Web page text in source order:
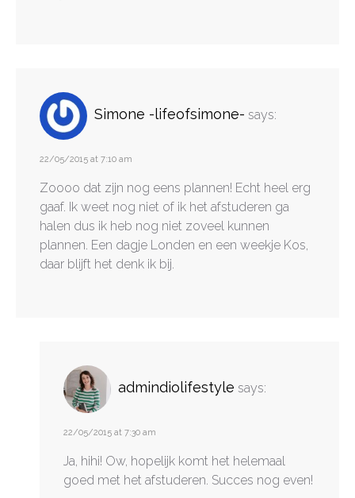
Simone -lifeofsimone- says:
22/05/2015 at 7:10 am
Zoooo dat zijn nog eens plannen! Echt heel erg
gaaf. Ik weet nog niet of ik het afstuderen ga
halen dus ik heb nog niet zoveel kunnen
plannen. Een dagje Londen en een weekje Kos,
daar blijft het denk ik bij.
admindiolifestyle says:
22/05/2015 at 7:30 am
Ja, hihi! Ow, hopelijk komt het helemaal
goed met het afstuderen. Succes nog even!